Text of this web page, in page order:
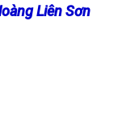
Liên Sơn